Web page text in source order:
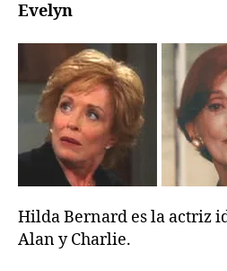
Evelyn
Hilda Bernard es la actriz
Alan y Charlie.